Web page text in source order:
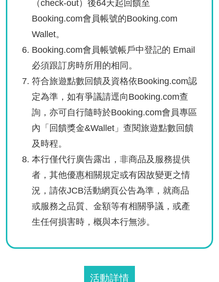
（check-out）後64天起回饋至
Booking.com會員帳號的Booking.com
Wallet。
Booking.com會員帳號帳戶中登記的 Email
必須跟訂房時所用的相同。
符合旅遊點數回饋及資格依Booking.com認
定為準，如有爭議請逕向Booking.com查
詢，亦可自行隨時於Booking.com會員專區
內「回饋獎金&Wallet」查閱旅遊點數回饋
及時程。
本行僅代行廣告露出，非商品及服務提供
者，其他優惠相關規定或有因故變更之情
況，請依JCB活動網頁公告為準，就商品
或服務之品質、金額等有相關爭議，或產
生任何損害時，概與本行無涉。
活動詳情